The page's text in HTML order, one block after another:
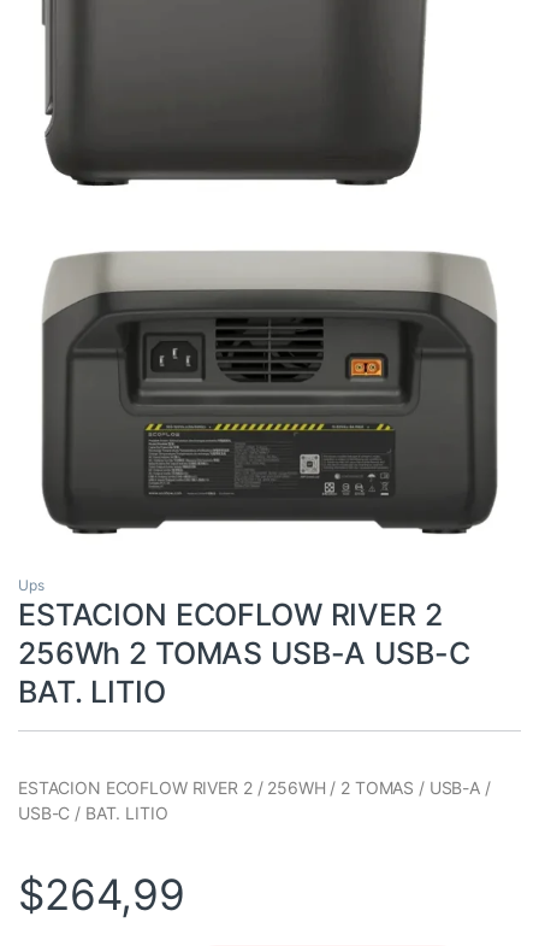
Ups
ESTACION ECOFLOW RIVER 2
256Wh 2 TOMAS USB-A USB-C
BAT. LITIO
ESTACION ECOFLOW RIVER 2 / 256WH / 2 TOMAS / USB-A /
USB-C / BAT. LITIO
$264,99